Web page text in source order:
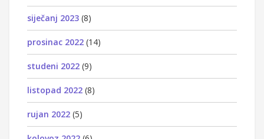
siječanj 2023 (8)
prosinac 2022 (14)
studeni 2022 (9)
listopad 2022 (8)
rujan 2022 (5)